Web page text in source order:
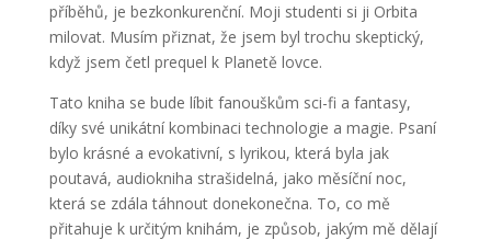
příběhů, je bezkonkurenční. Moji studenti si ji Orbita
milovat. Musím přiznat, že jsem byl trochu skeptický,
když jsem četl prequel k Planetě lovce.
Tato kniha se bude líbit fanouškům sci-fi a fantasy,
díky své unikátní kombinaci technologie a magie. Psaní
bylo krásné a evokativní, s lyrikou, která byla jak
poutavá, audiokniha strašidelná, jako měsíční noc,
která se zdála táhnout donekonečna. To, co mě
přitahuje k určitým knihám, je způsob, jakým mě dělají